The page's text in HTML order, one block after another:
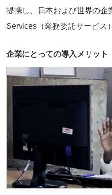
提携し、日本および世界の企
Services（業務委託サービス
企業にとっての導入メリット